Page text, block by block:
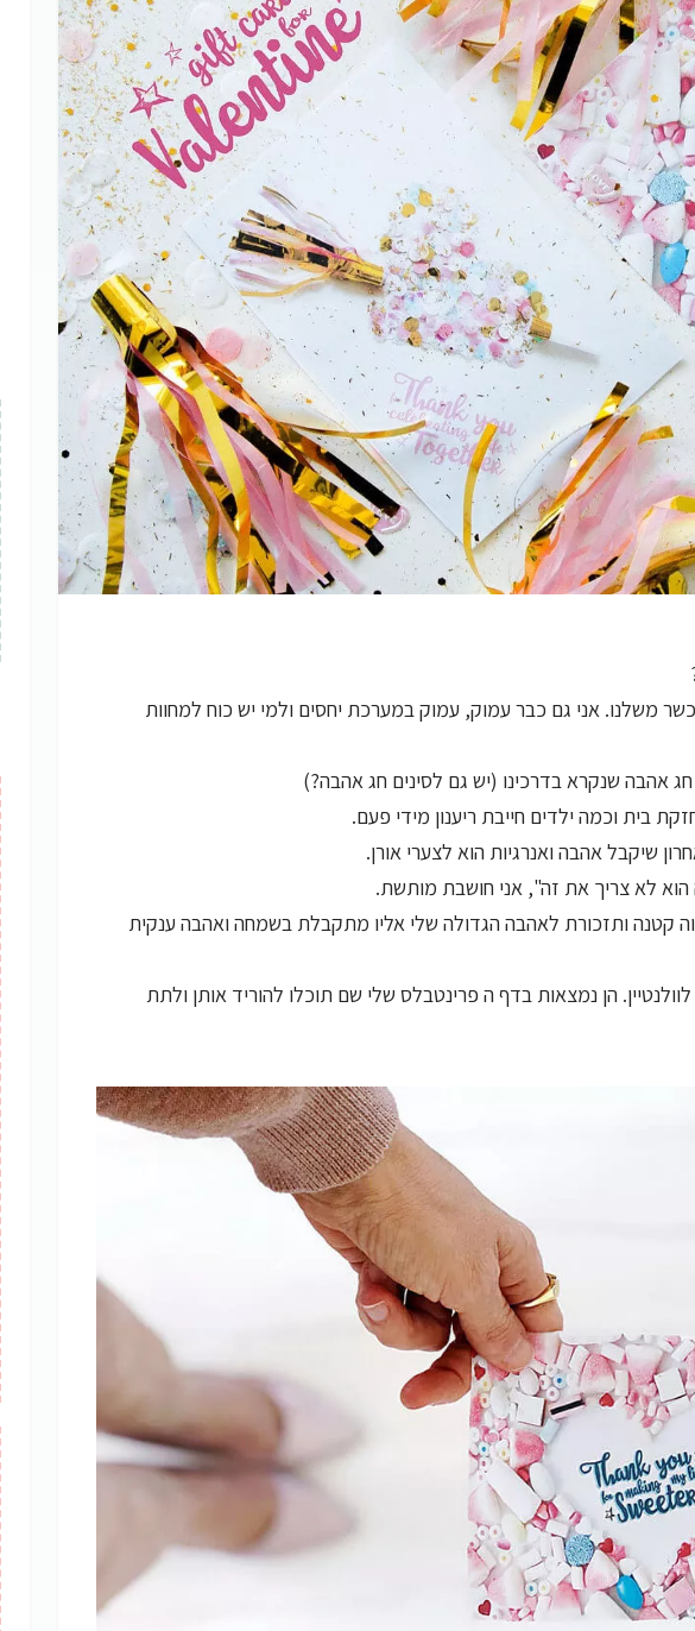
משלנו. אני גם כבר עמוק, עמוק במערכת יחסים ולמי יש כוח למחוות
אהבה שנקרא בדרכינו (יש גם לסינים חג אהבה?)
בית וכמה ילדים חייבת ריענון מידי פעם.
שיקבל אהבה ואנרגיות הוא לצערי אורן.
הוא לא צריך את זה", אני חושבת מותשת.
קטנה ותזכורת לאהבה הגדולה שלי אליו מתקבלת בשמחה ואהבה ענקית
הן נמצאות בדף ה פרינטבלס שלי שם תוכלו להוריד אותן ולתת